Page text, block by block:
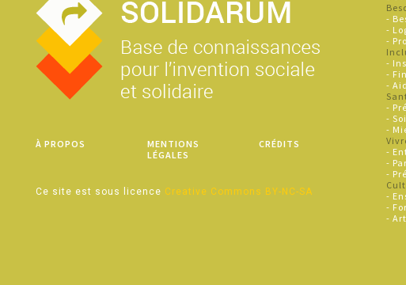
À PROPOS
MENTIONS
LÉGALES
CRÉDITS
Ce site est sous licence Creative Commons BY-NC-SA
-
-
-
-
-
-
-
-
-
-
-
-
-
-
-